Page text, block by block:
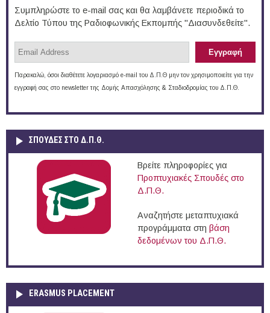
Συμπληρώστε το e-mail σας και θα λαμβάνετε περιοδικά το
Δελτίο Τύπου της Ραδιοφωνικής Εκπομπής "Διασυνδεθείτε".
Παρακαλώ, όσοι διαθέτετε λογαριασμό e-mail του Δ.Π.Θ μην τον χρησιμοποιείτε για την
εγγραφή σας στο newsletter της Δομής Απασχόλησης & Σταδιοδρομίας του Δ.Π.Θ.
ΣΠΟΥΔΈΣ ΣΤΟ Δ.Π.Θ.
Βρείτε πληροφορίες για
Προπτυχιακές Σπουδές στο
Δ.Π.Θ.
Αναζητήστε μεταπτυχιακά
προγράμματα στη βάση
δεδομένων του Δ.Π.Θ.
ERASMUS PLACEMENT